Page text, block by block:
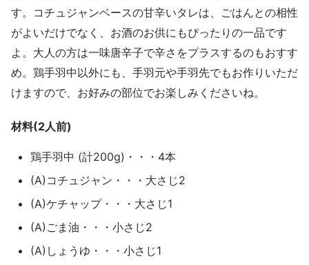
す。コチュジャンベースの甘辛いタレは、ごはんとの相性
がよいだけでなく、お酒のお供にもぴったりの一品です
よ。大人の方は一味唐辛子で辛さをプラスするのもおすす
め。鶏手羽中以外にも、手羽元や手羽先でもお作りいただ
けますので、お好みの部位でお楽しみくださいね。
材料(2人前)
鶏手羽中 (計200g)・・・4本
(A)コチュジャン・・・大さじ2
(A)ケチャップ・・・大さじ1
(A)ごま油・・・小さじ2
(A)しょうゆ・・・小さじ1